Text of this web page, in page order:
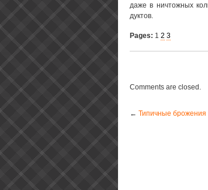
даже в ничтожных
дуктов.
Pages: 1 2 3
Comments are closed.
← Типичные брожения